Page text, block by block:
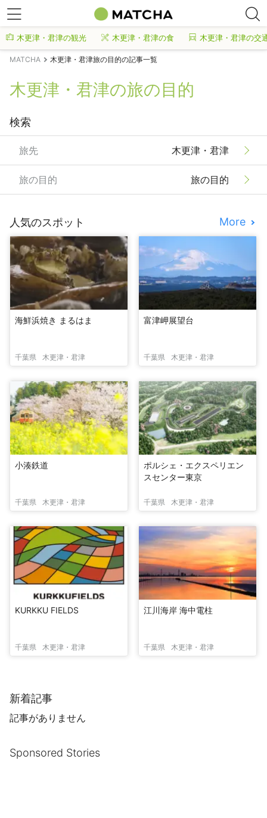
木更津・君津の観光 木更津・君津の食 木更津・君津の交
MATCHA 木更津・君津旅の目的の記事一覧
木更津・君津の旅の目的
検索
旅先 木更津・君津
旅の目的 旅の目的
人気のスポット More
海鮮浜焼き まるはま
千葉県 木更津・君津
富津岬展望台
千葉県 木更津・君津
小湊鉄道
千葉県 木更津・君津
ポルシェ・エクスペリエン
スセンター東京
千葉県 木更津・君津
KURKKU FIELDS
千葉県 木更津・君津
江川海岸 海中電柱
千葉県 木更津・君津
新着記事
記事がありません
Sponsored Stories